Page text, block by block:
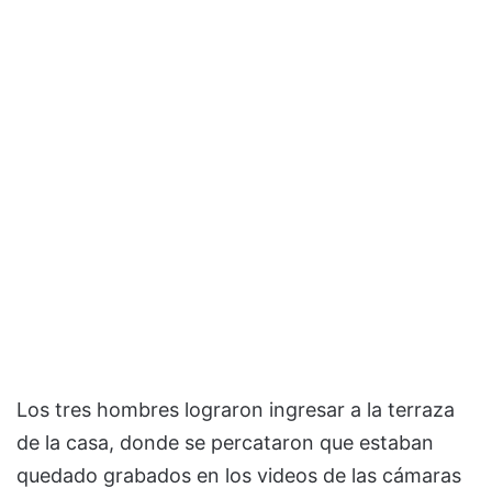
Los tres hombres lograron ingresar a la terraza
de la casa, donde se percataron que estaban
quedado grabados en los videos de las cámaras